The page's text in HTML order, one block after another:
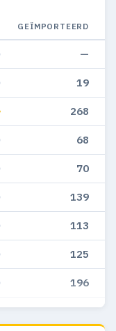
GEÏMPORTEERD
—
19
268
68
70
139
113
125
196
201